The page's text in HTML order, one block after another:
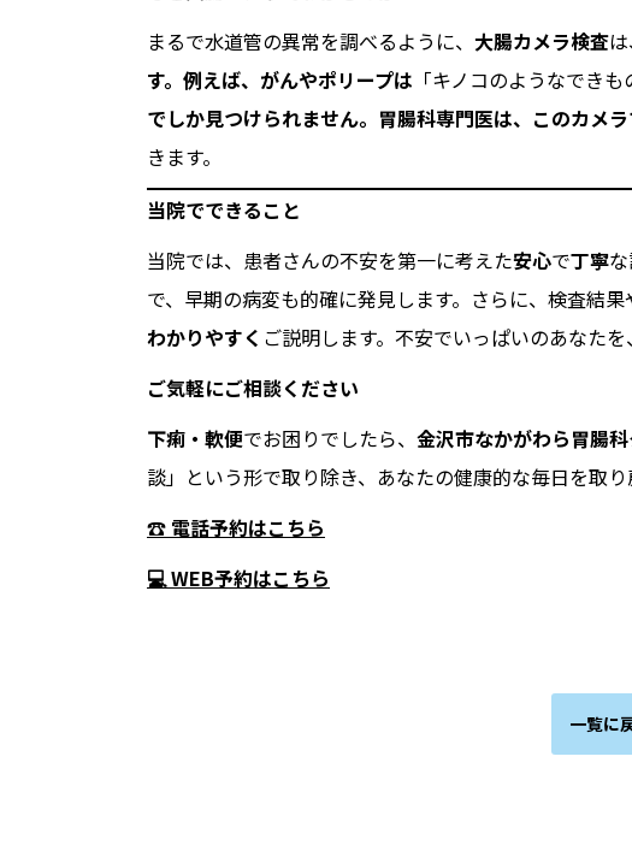
まるで水道管の異常を調べるように、 大腸カメラ検査
す。例えば、がんやポリープは 「キノコのようなできも
でしか見つけられません。胃腸科専門医は、このカメ
きます。
当院でできること
当院では、患者さんの不安を第一に考えた安心で丁寧
で、早期の病変も的確に発見します。さらに、検査結
わかりやすく ご説明します。不安でいっぱいのあなた
ご気軽にご相談ください
下痢・軟便でお困りでしたら、 金沢市なかがわら胃腸
談」という形で取り除き、あなたの健康的な毎日を取り
☎ 電話予約はこちら
💻 WEB予約はこちら
一覧に